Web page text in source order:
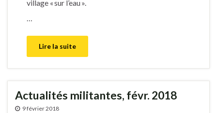
village « sur l’eau ».
…
Lire la suite
Actualités militantes, févr. 2018
9 février 2018